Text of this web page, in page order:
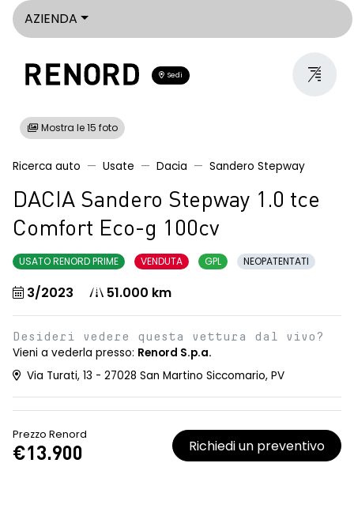
AZIENDA
Sedi
Mostra le 15 foto
Ricerca auto Usate Dacia Sandero Stepway
DACIA Sandero Stepway 1.0 tce
Comfort Eco-g 100cv
USATO RENORD PRIME VENDUTA GPL NEOPATENTATI
3/2023 51.000 km
Desideri vedere questa vettura dal vivo?
Vieni a vederla presso: Renord S.p.a.
Via Turati, 13 - 27028 San Martino Siccomario, PV
Prezzo Renord
€13.900 Richiedi un preventivo